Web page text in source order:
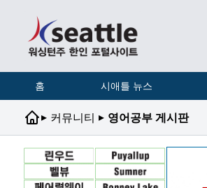
홈 시애틀 뉴스
▸ 커뮤니티 ▸ 영어공부 게시판